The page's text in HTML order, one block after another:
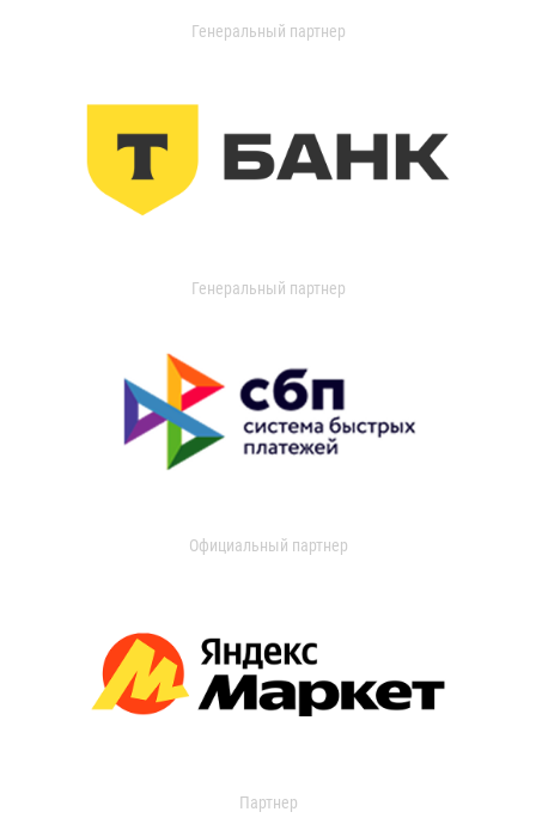
Генеральный партнер
Генеральный партнер
Официальный партнер
Партнер